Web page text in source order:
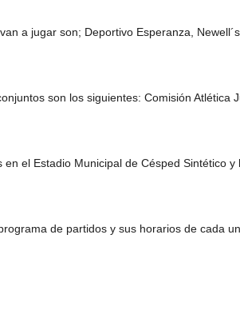
a jugar son; Deportivo Esperanza,
son los siguientes: Comisión Atlética
en el Estadio Municipal de Césped Sintético
de partidos y sus horarios de cada